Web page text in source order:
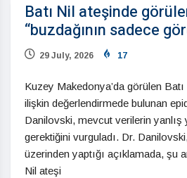
Batı Nil ateşinde
“buzdağının sadece
29 July, 2026 17
Kuzey Makedonya’da görülen
ilişkin değerlendirmede bulunan
Danilovski, mevcut verilerin yanlış
gerektiğini vurguladı. Dr.
üzerinden yaptığı açıklamada, şu
Nil ateşi